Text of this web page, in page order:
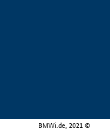
BMWi.de, 2021 ©